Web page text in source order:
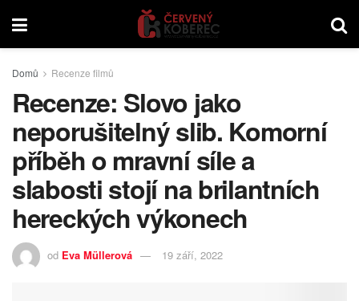
Domů Recenze filmů
Recenze: Slovo jako
neporušitelný slib. Komorní
příběh o mravní síle a
slabosti stojí na brilantních
hereckých výkonech
od Eva Müllerová 19 září, 2022